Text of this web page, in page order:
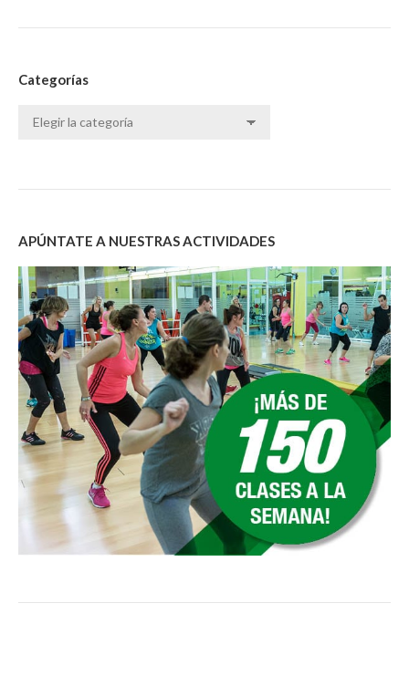
Categorías
Categorías
APÚNTATE A NUESTRAS ACTIVIDADES